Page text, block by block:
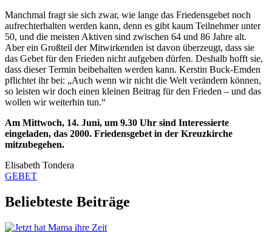
Manchmal fragt sie sich zwar, wie lange das Friedensgebet noch
aufrechterhalten werden kann, denn es gibt kaum Teilnehmer unter
50, und die meisten Aktiven sind zwischen 64 und 86 Jahre alt.
Aber ein Großteil der Mitwirkenden ist davon überzeugt, dass sie
das Gebet für den Frieden nicht aufgeben dürfen. Deshalb hofft sie,
dass dieser Termin beibehalten werden kann. Kerstin Buck-Emden
pflichtet ihr bei: „Auch wenn wir nicht die Welt verändern können,
so leisten wir doch einen kleinen Beitrag für den Frieden – und das
wollen wir weiterhin tun.“
Am Mittwoch, 14. Juni, um 9.30 Uhr sind Interessierte
eingeladen, das 2000. Friedensgebet in der Kreuzkirche
mitzubegehen.
Elisabeth Tondera
GEBET
Beliebteste Beiträge